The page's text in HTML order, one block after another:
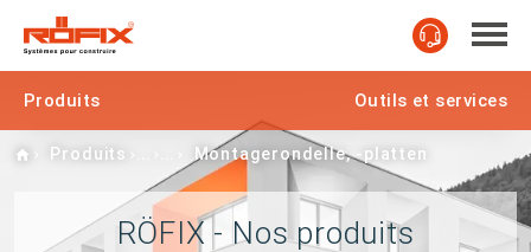
Produits Outils et services
Home
Produits Montagerondelle, -platten
RÖFIX - Nos produits